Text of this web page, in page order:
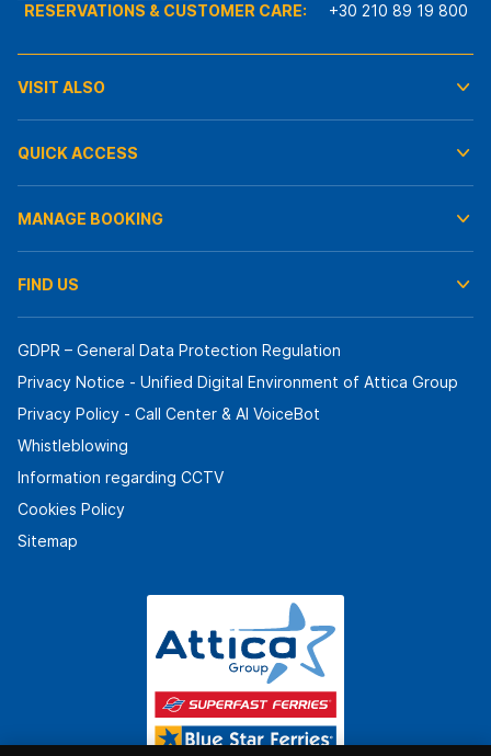
RESERVATIONS & CUSTOMER CARE: +30 210 89 19 800
VISIT ALSO
QUICK ACCESS
MANAGE BOOKING
FIND US
GDPR – General Data Protection Regulation
Privacy Notice - Unified Digital Environment of Attica Group
Privacy Policy - Call Center & ΑΙ VoiceBot
Whistleblowing
Information regarding CCTV
Cookies Policy
Sitemap